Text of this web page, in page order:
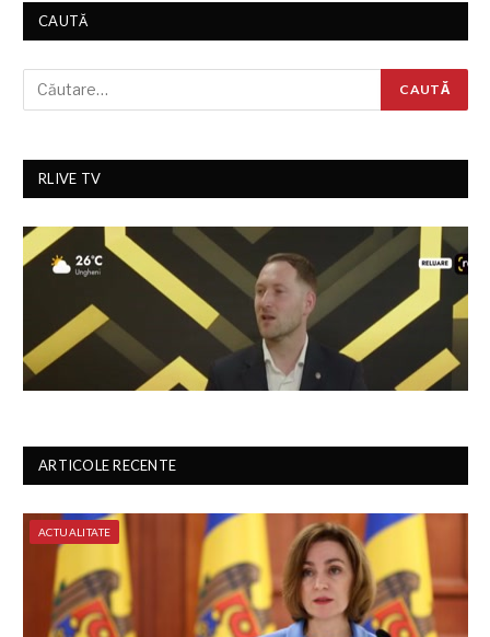
CAUTĂ
RLIVE TV
ARTICOLE RECENTE
ACTUALITATE